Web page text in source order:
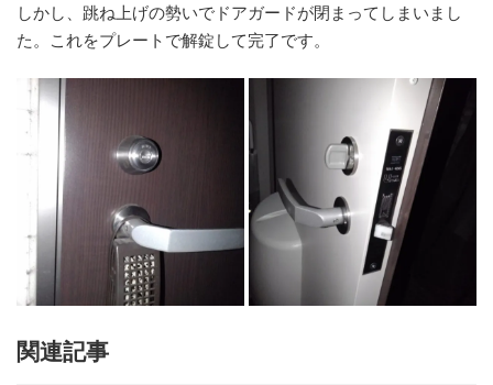
しかし、跳ね上げの勢いでドアガードが閉まってしまいまし
た。これをプレートで解錠して完了です。
関連記事